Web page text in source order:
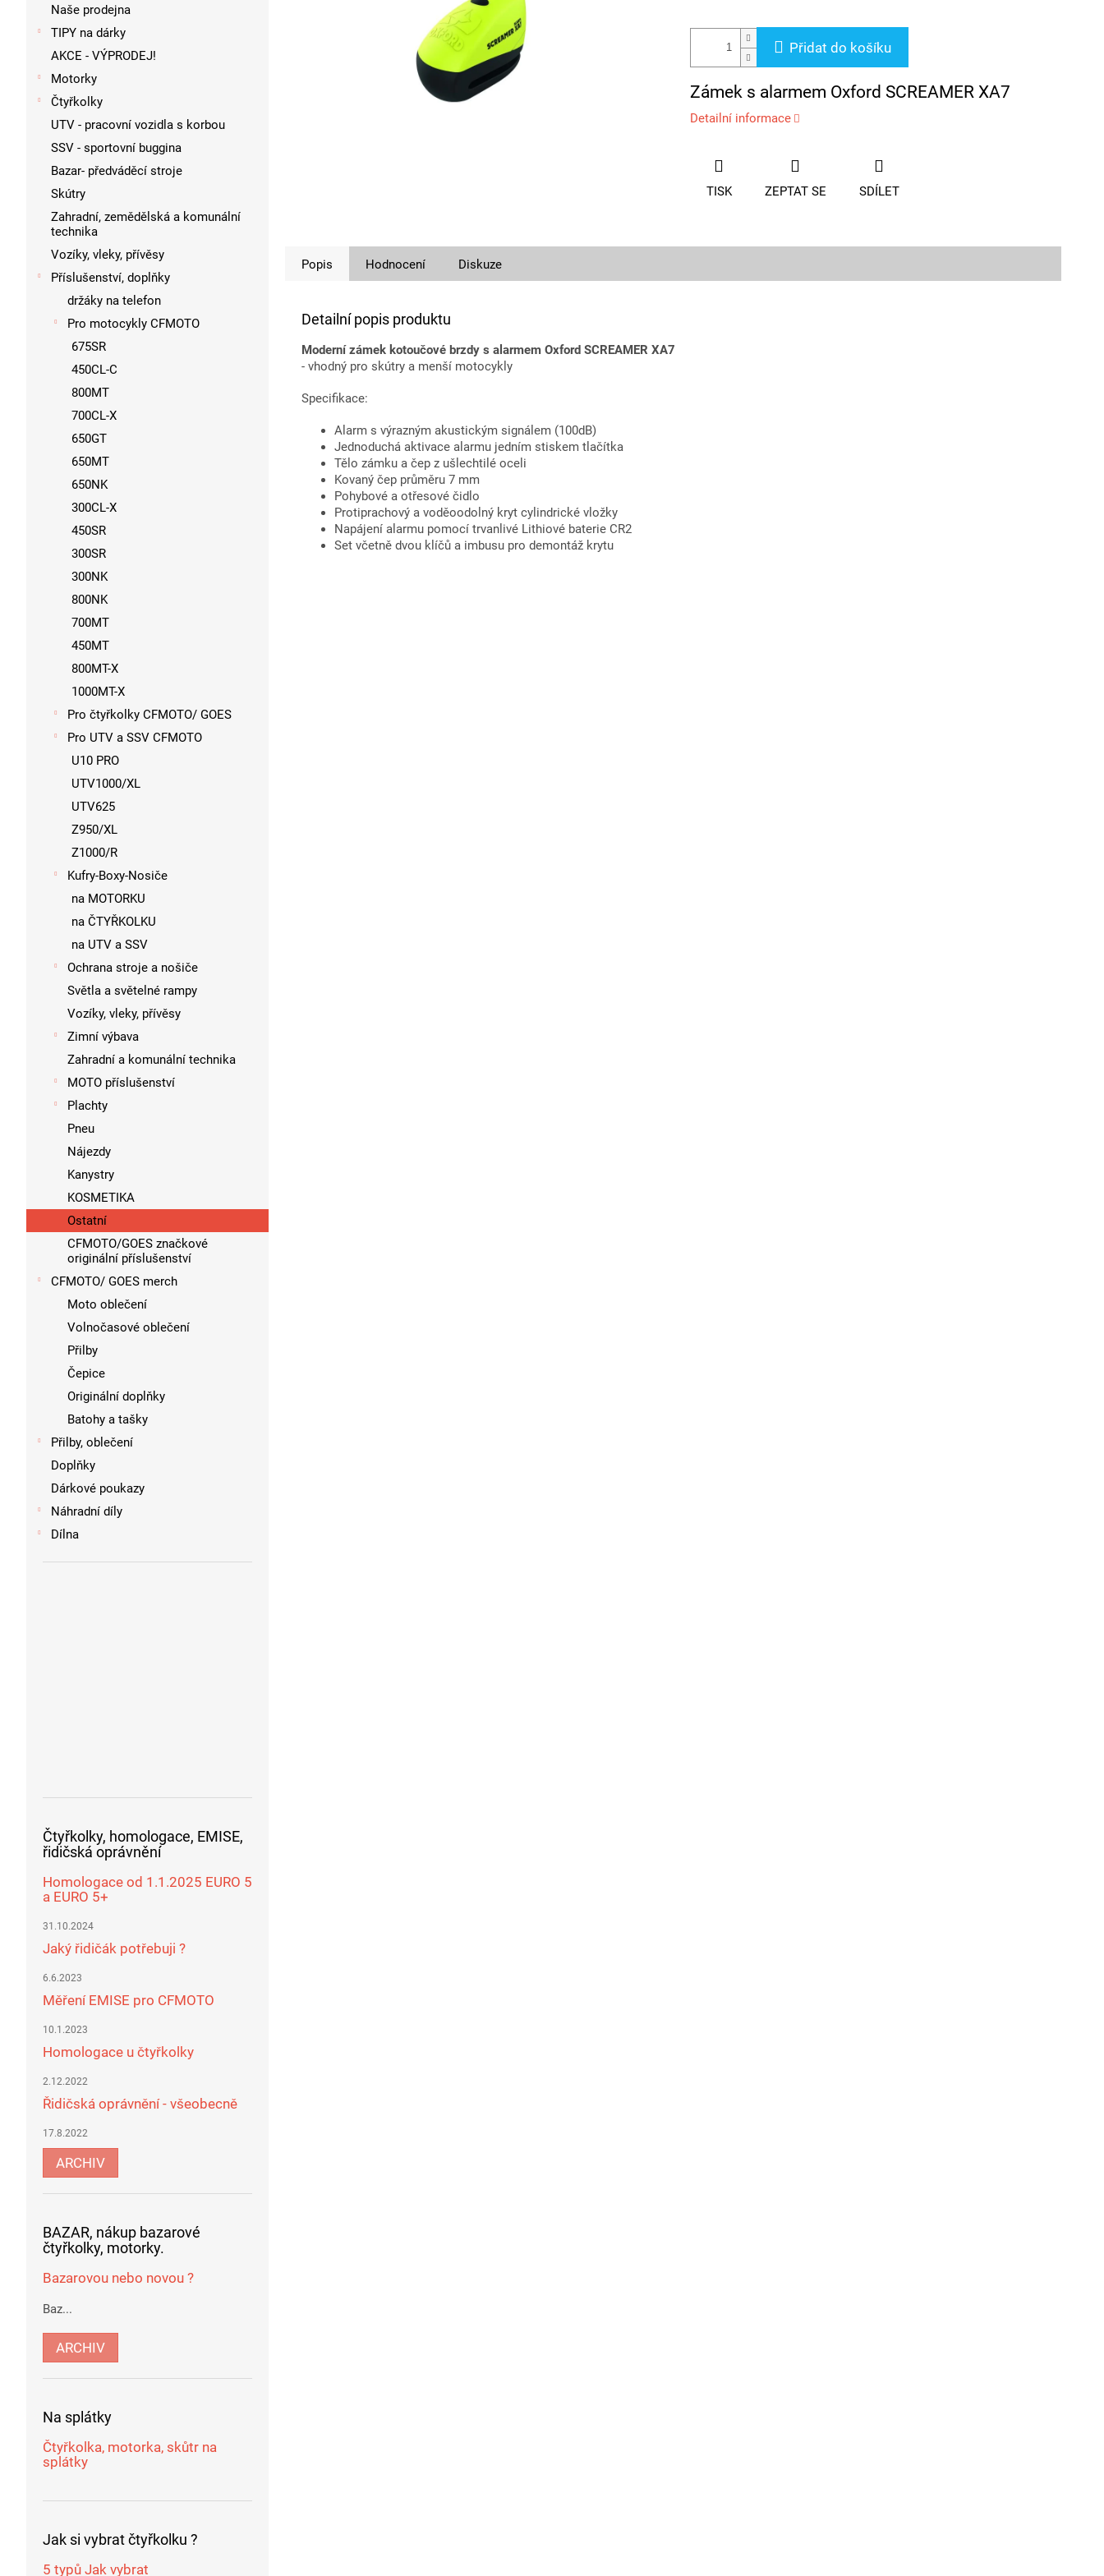
Naše prodejna
TIPY na dárky
AKCE - VÝPRODEJ!
Motorky
Čtyřkolky
UTV - pracovní vozidla s korbou
SSV - sportovní buggina
Bazar- předváděcí stroje
Skútry
Zahradní, zemědělská a komunální
technika
Vozíky, vleky, přívěsy
Příslušenství, doplňky
držáky na telefon
Pro motocykly CFMOTO
675SR
450CL-C
800MT
700CL-X
650GT
650MT
650NK
300CL-X
450SR
300SR
300NK
800NK
700MT
450MT
800MT-X
1000MT-X
Pro čtyřkolky CFMOTO/ GOES
Pro UTV a SSV CFMOTO
U10 PRO
UTV1000/XL
UTV625
Z950/XL
Z1000/R
Kufry-Boxy-Nosiče
na MOTORKU
na ČTYŘKOLKU
na UTV a SSV
Ochrana stroje a nošiče
Světla a světelné rampy
Vozíky, vleky, přívěsy
Zimní výbava
Zahradní a komunální technika
MOTO příslušenství
Plachty
Pneu
Nájezdy
Kanystry
KOSMETIKA
Ostatní
CFMOTO/GOES značkové
originální příslušenství
CFMOTO/ GOES merch
Moto oblečení
Volnočasové oblečení
Přilby
Čepice
Originální doplňky
Batohy a tašky
Přilby, oblečení
Doplňky
Dárkové poukazy
Náhradní díly
Dílna
Čtyřkolky, homologace, EMISE,
řidičská oprávnění
Homologace od 1.1.2025 EURO 5
a EURO 5+
31.10.2024
Jaký řidičák potřebuji ?
6.6.2023
Měření EMISE pro CFMOTO
10.1.2023
Homologace u čtyřkolky
2.12.2022
Řidičská oprávnění - všeobecně
17.8.2022
ARCHIV
BAZAR, nákup bazarové
čtyřkolky, motorky.
Bazarovou nebo novou ?
Baz...
ARCHIV
Na splátky
Čtyřkolka, motorka, skůtr na
splátky
Jak si vybrat čtyřkolku ?
5 typů Jak vybrat
Přidat do košíku
Zámek s alarmem Oxford SCREAMER XA7
Detailní informace
TISK ZEPTAT SE SDÍLET
Popis Hodnocení Diskuze
Detailní popis produktu
Moderní zámek kotoučové brzdy s alarmem Oxford SCREAMER XA7
- vhodný pro skútry a menší motocykly
Specifikace:
Alarm s výrazným akustickým signálem (100dB)
Jednoduchá aktivace alarmu jedním stiskem tlačítka
Tělo zámku a čep z ušlechtilé oceli
Kovaný čep průměru 7 mm
Pohybové a otřesové čidlo
Protiprachový a voděoodolný kryt cylindrické vložky
Napájení alarmu pomocí trvanlivé Lithiové baterie CR2
Set včetně dvou klíčů a imbusu pro demontáž krytu